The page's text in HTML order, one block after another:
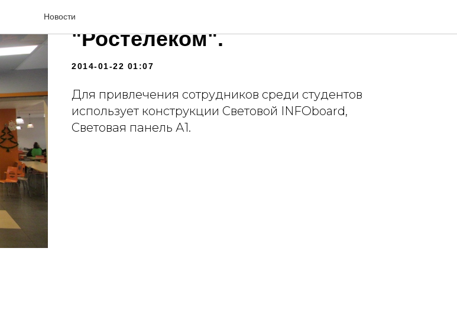
НовостиВакансии от ОАО
"Ростелеком".
2014-01-22 01:07
Для привлечения сотрудников среди студентов
использует конструкции Световой INFOboard,
Световая панель А1.